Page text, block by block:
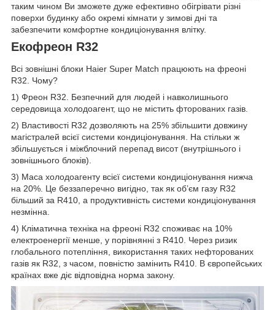
таким чином Ви зможете дуже ефективно обігрівати різні
поверхи будинку або окремі кімнати у зимові дні та
забезпечити комфортне кондиціонування влітку.
Екофреон R32
Всі зовнішні блоки Haier Super Match працюють на фреоні
R32. Чому?
1) Фреон R32. Безпечний для людей і навколишнього
середовища холодоагент, що не містить фторованих газів.
2) Властивості R32 дозволяють на 25% збільшити довжину
магістралей всієї системи кондиціонування. На стільки ж
збільшується і міжблочний перепад висот (внутрішнього і
зовнішнього блоків).
3) Маса холодоагенту всієї системи кондиціонування нижча
на 20%. Це беззаперечно вигідно, так як об’єм газу R32
більший за R410, а продуктивність системи кондиціонування
незмінна.
4) Кліматична техніка на фреоні R32 споживає на 10%
електроенергії менше, у порівнянні з R410. Через ризик
глобального потепління, використання таких нефторованих
газів як R32, з часом, повністю замінить R410. В європейських
країнах вже діє відповідна норма закону.